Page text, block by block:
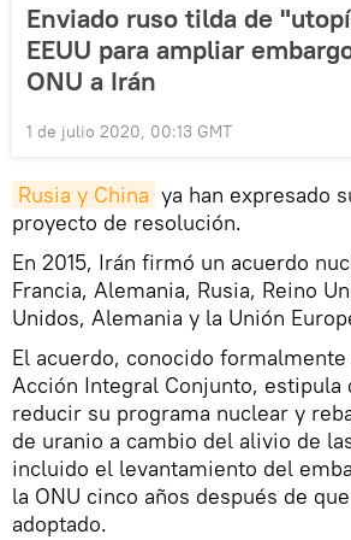
Enviado ruso tilda de
EEUU para ampliar
ONU a Irán
1 de julio 2020, 00:13 GMT
Rusia y China ya han expresado
proyecto de resolución.
En 2015, Irán firmó un acuerdo
Francia, Alemania, Rusia, Reino
Unidos, Alemania y la Unión
El acuerdo, conocido
Acción Integral Conjunto, estipula
reducir su programa nuclear y
de uranio a cambio del alivio de
incluido el levantamiento del
la ONU cinco años después de
adoptado.